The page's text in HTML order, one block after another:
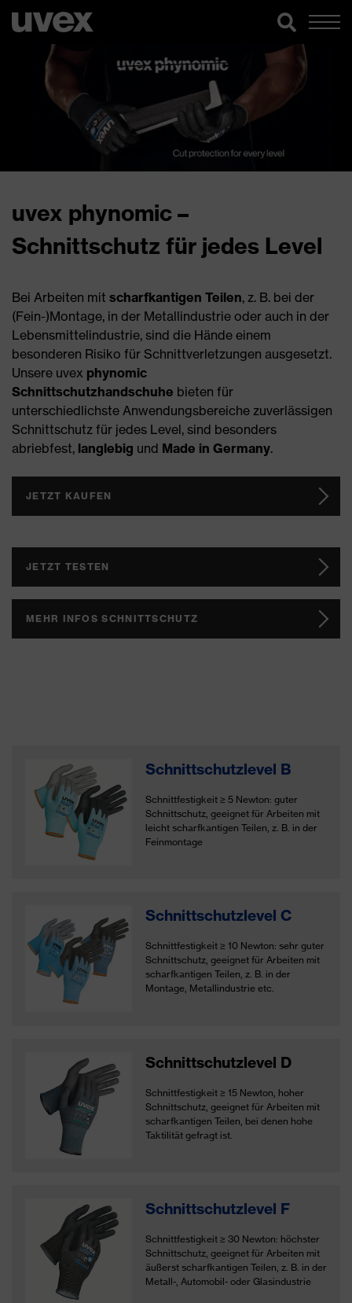
uvex phynomic –
Schnittschutz für jedes Level
Bei Arbeiten mit scharfkantigen Teilen, z. B. bei der
(Fein-)Montage, in der Metallindustrie oder auch in der
Lebensmittelindustrie, sind die Hände einem
besonderen Risiko für Schnittverletzungen ausgesetzt.
Unsere uvex phynomic
Schnittschutzhandschuhe bieten für
unterschiedlichste Anwendungsbereiche zuverlässigen
Schnittschutz für jedes Level, sind besonders
abriebfest, langlebig und Made in Germany.
JETZT KAUFEN
JETZT TESTEN
MEHR INFOS SCHNITTSCHUTZ
Schnittschutzlevel B
Schnittfestigkeit ≥ 5 Newton: guter
Schnittschutz, geeignet für Arbeiten mit
leicht scharfkantigen Teilen, z. B. in der
Feinmontage
Schnittschutzlevel C
Schnittfestigkeit ≥ 10 Newton: sehr guter
Schnittschutz, geeignet für Arbeiten mit
scharfkantigen Teilen, z. B. in der
Montage, Metallindustrie etc.
Schnittschutzlevel D
Schnittfestigkeit≥ 15 Newton, hoher
Schnittschutz, geeignet für Arbeiten mit
scharfkantigen Teilen, bei denen hohe
Taktilität gefragt ist.
Schnittschutzlevel F
Schnittfestigkeit ≥ 30 Newton: höchster
Schnittschutz, geeignet für Arbeiten mit
äußerst scharfkantigen Teilen, z. B. in der
Metall-, Automobil- oder Glasindustrie